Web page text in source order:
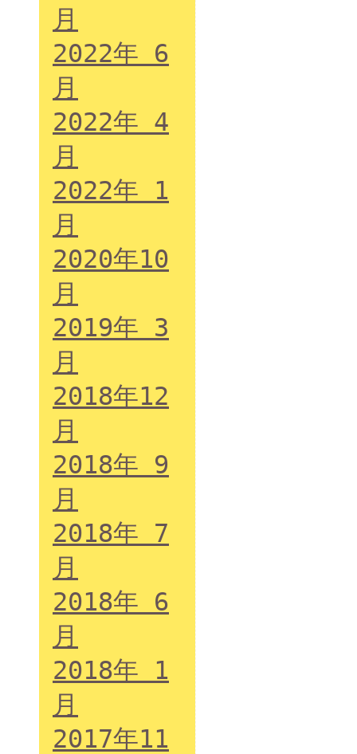
月
2022年 6
月
2022年 4
月
2022年 1
月
2020年10
月
2019年 3
月
2018年12
月
2018年 9
月
2018年 7
月
2018年 6
月
2018年 1
月
2017年11